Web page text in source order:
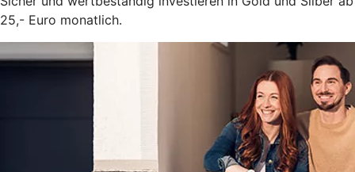
25,- Euro monatlich.